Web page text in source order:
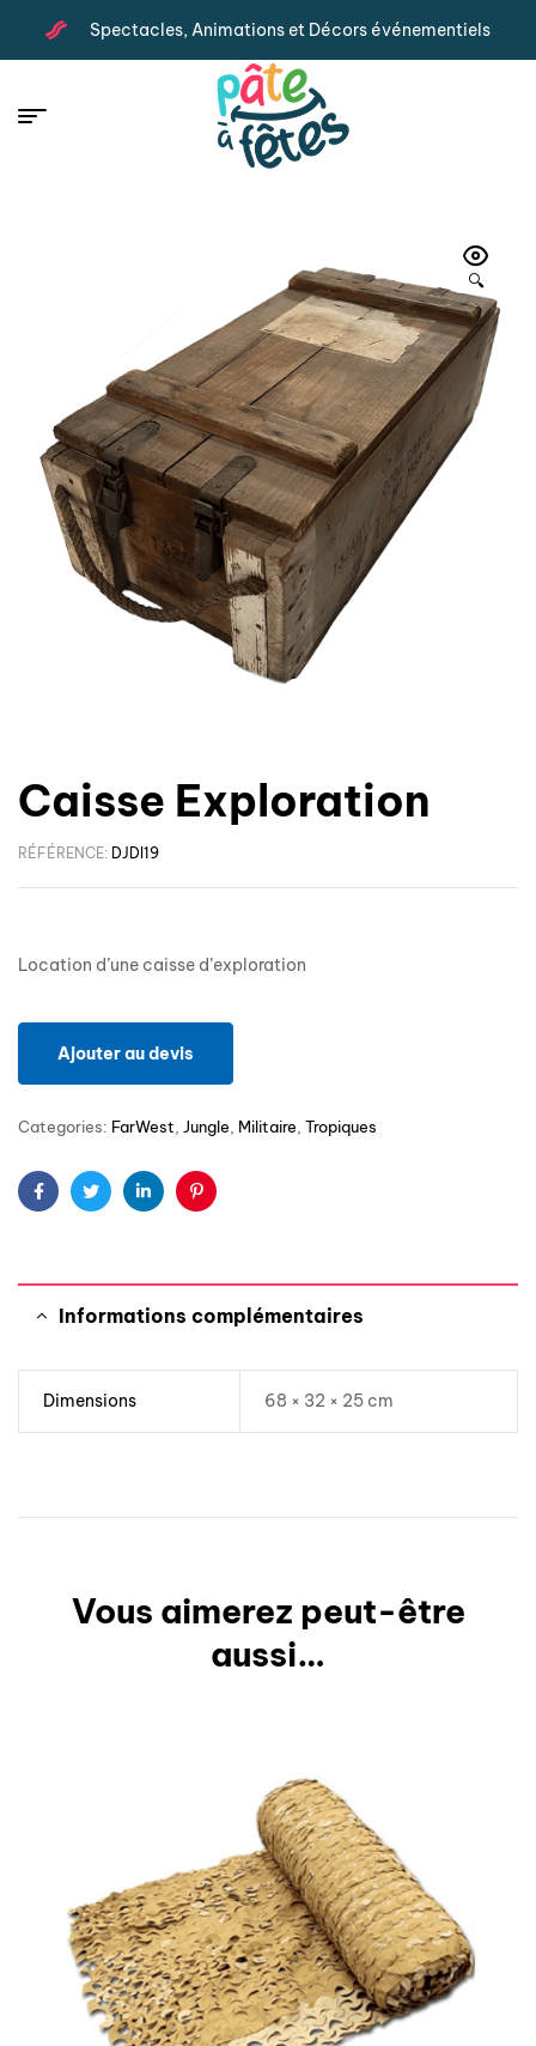
Spectacles, Animations et Décors événementiels
🔍
Caisse Exploration
RÉFÉRENCE: DJDI19
Location d’une caisse d’exploration
Ajouter au devis
Categories: FarWest Jungle Militaire Tropiques
FacebookTwitterLinkedinPinterest
Informations complémentaires
Dimensions 68 × 32 × 25 cm
Vous aimerez peut-être
aussi…